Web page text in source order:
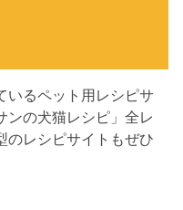
いるペット用レシピサ
ンの犬猫レシピ」全レ
のレシピサイトもぜひ